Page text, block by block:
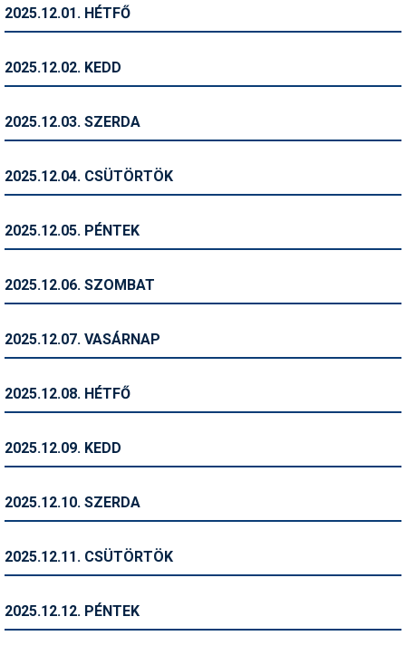
Humor
Ingatlan
Interjúk
Kerékpár
Korcsolya
Magazinok
Munkavállalás
Pályázatok
Portálinfo
Síbérletárak
Síbörze
Sífelszerelés
2025.12.01. HÉTFŐ
2025.12.02. KEDD
2025.12.03. SZERDA
2025.12.04. CSÜTÖRTÖK
2025.12.05. PÉNTEK
2025.12.06. SZOMBAT
2025.12.07. VASÁRNAP
2025.12.08. HÉTFŐ
2025.12.09. KEDD
2025.12.10. SZERDA
2025.12.11. CSÜTÖRTÖK
2025.12.12. PÉNTEK